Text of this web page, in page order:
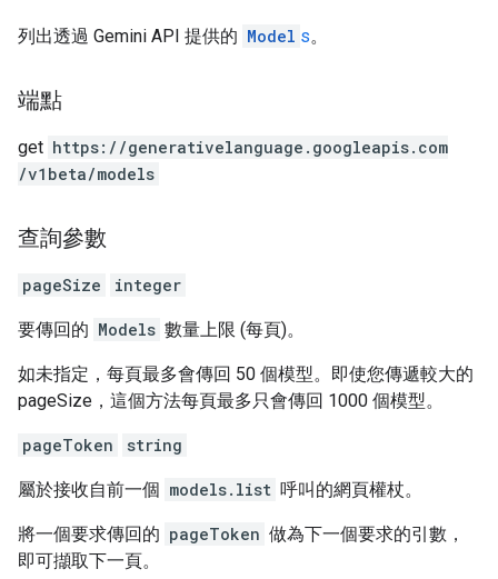
列出透過 Gemini API 提供的 Model s。
端點
get https: / /generativelanguage.googleapis.com
/v1beta/models
查詢參數
pageSize integer
要傳回的 Models 數量上限 (每頁)。
如未指定，每頁最多會傳回 50 個模型。即使您傳遞較大的
pageSize，這個方法每頁最多只會傳回 1000 個模型。
pageToken string
屬於接收自前一個 models.list 呼叫的網頁權杖。
將一個要求傳回的 pageToken 做為下一個要求的引數，
即可擷取下一頁。